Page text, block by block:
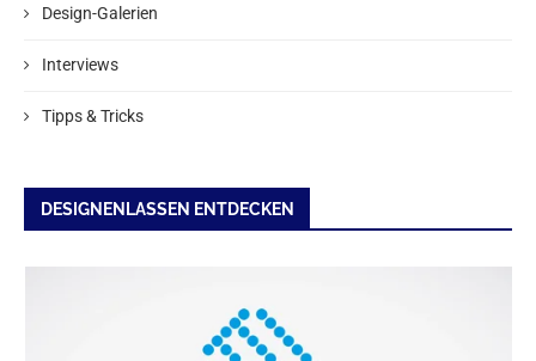
Design-Galerien
Interviews
Tipps & Tricks
DESIGNENLASSEN ENTDECKEN